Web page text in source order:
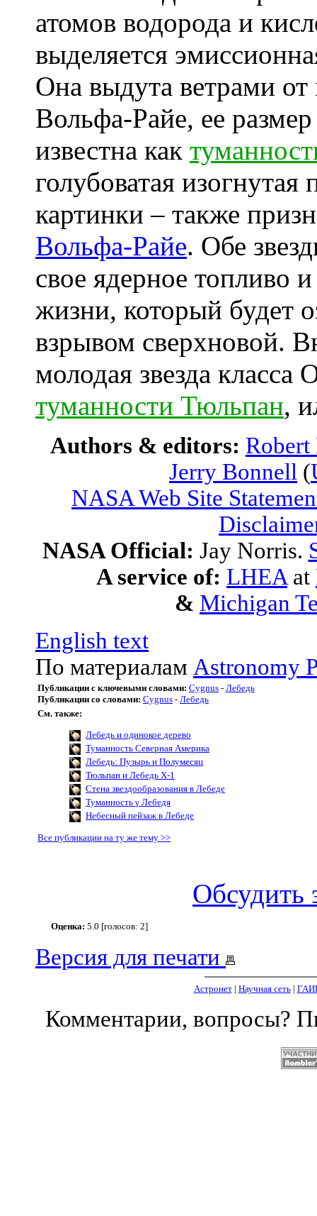
атомов водорода и
выделяется
Она выдута ветрами от
Вольфа-Райе, ее
известна как
голубоватая
картинки – также
Вольфа-Райе. Обе
свое ядерное топливо
жизни, который будет
взрывом сверхновой.
молодая звезда класса
туманности Тюльпан,
Authors & editors:
Jerry Bonnell (
NASA Web Site
NASA Official: Jay Norris.
A service of: LHEA at
& Michigan
English text
По материалам Astronomy
Публикации с ключевыми словами: Cygnus - Лебедь
Публикации со словами: Cygnus - Лебедь
См. также:
Лебедь и одинокое дерево
Туманность Северная Америка
Лебедь: Пузырь и Полумесяц
Тюльпан и Лебедь X-1
Стена звездообразования в Лебеде
Туманность γ Лебедя
Небесный пейзаж в Лебеде
Все публикации на ту же тему >>
Обсудить
Оценка: 5.0 [голосов: 2]
Версия для печати
Астронет| Научная сеть|
Комментарии, вопросы?